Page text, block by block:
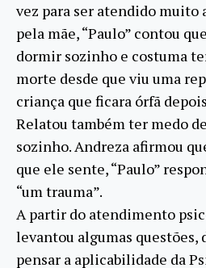
vez para ser atendido muito
pela mãe, “Paulo” contou
dormir sozinho e costuma
morte desde que viu uma
criança que ficara órfã
Relatou também ter medo
sozinho. Andreza afirmou
que ele sente, “Paulo”
“um trauma”.
A partir do atendimento
levantou algumas questões,
pensar a aplicabilidade da